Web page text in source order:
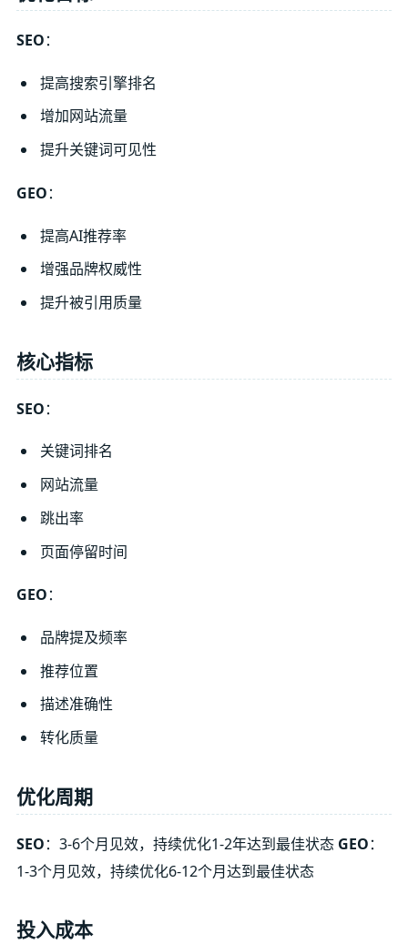
SEO：
提高搜索引擎排名
增加网站流量
提升关键词可见性
GEO：
提高AI推荐率
增强品牌权威性
提升被引用质量
核心指标
SEO：
关键词排名
网站流量
跳出率
页面停留时间
GEO：
品牌提及频率
推荐位置
描述准确性
转化质量
优化周期
SEO：3-6个月见效，持续优化1-2年达到最佳状态 GEO：
1-3个月见效，持续优化6-12个月达到最佳状态
投入成本